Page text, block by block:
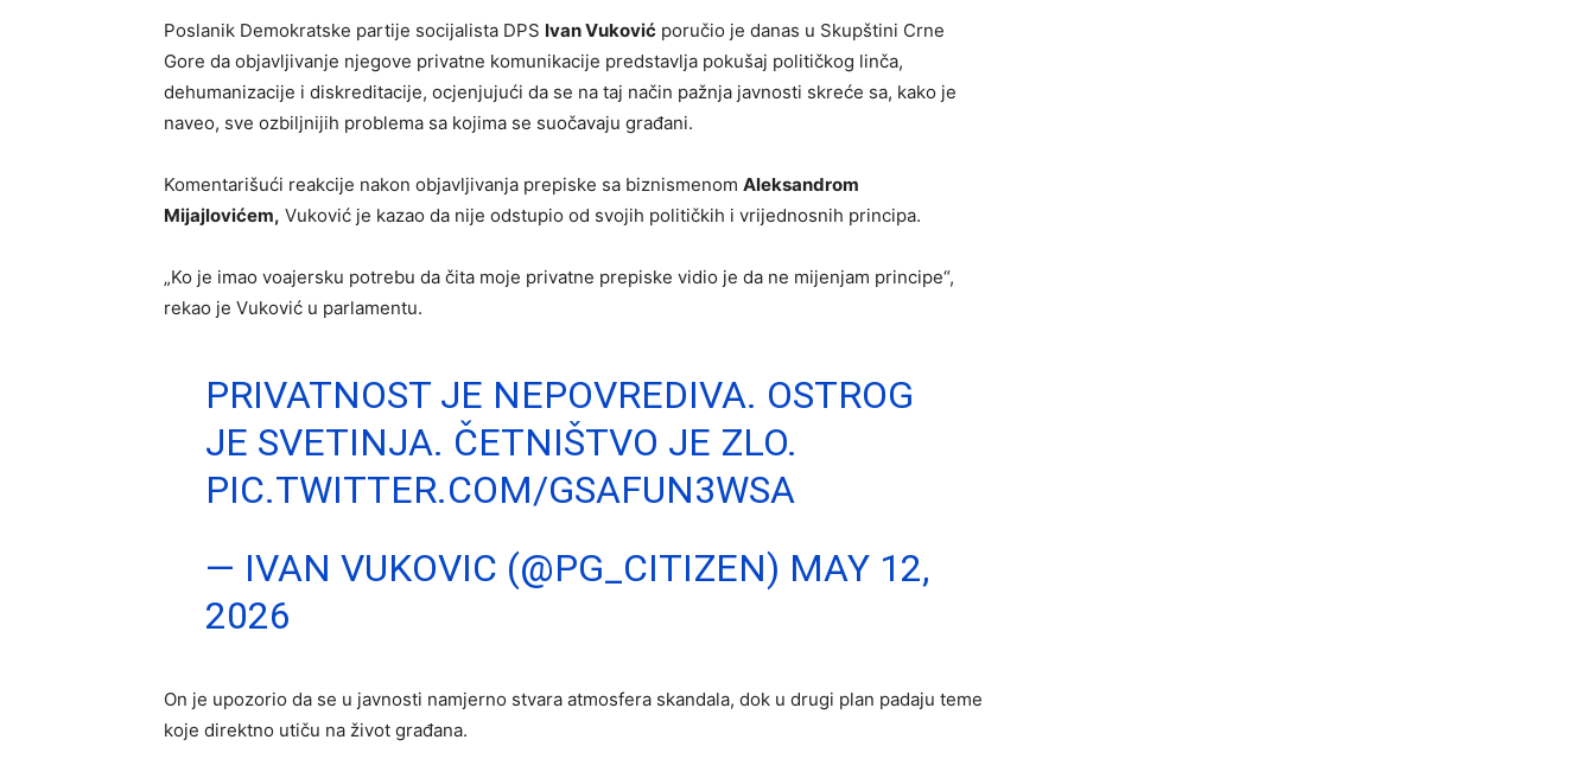
Poslanik Demokratske partije socijalista DPS Ivan Vuković poručio je danas u Skupštini Crne
Gore da objavljivanje njegove privatne komunikacije predstavlja pokušaj političkog linča,
dehumanizacije i diskreditacije, ocjenjujući da se na taj način pažnja javnosti skreće sa, kako je
naveo, sve ozbiljnijih problema sa kojima se suočavaju građani.
Komentarišući reakcije nakon objavljivanja prepiske sa biznismenom Aleksandrom
Mijajlovićem, Vuković je kazao da nije odstupio od svojih političkih i vrijednosnih principa.
„Ko je imao voajersku potrebu da čita moje privatne prepiske vidio je da ne mijenjam principe“,
rekao je Vuković u parlamentu.
PRIVATNOST JE NEPOVREDIVA. OSTROG
JE SVETINJA. ČETNIŠTVO JE ZLO.
PIC.TWITTER.COM/GSAFUN3WSA
— IVAN VUKOVIC (@PG_CITIZEN) MAY 12,
2026
On je upozorio da se u javnosti namjerno stvara atmosfera skandala, dok u drugi plan padaju teme
koje direktno utiču na život građana.